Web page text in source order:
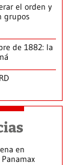
el orden y
grupos
de 1882: la
en